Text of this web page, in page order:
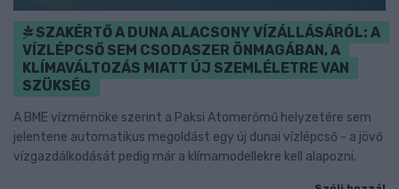
SZAKÉRTŐ A DUNA ALACSONY VÍZÁLLÁSÁRÓL: A
VÍZLÉPCSŐ SEM CSODASZER ÖNMAGÁBAN, A
KLÍMAVÁLTOZÁS MIATT ÚJ SZEMLÉLETRE VAN
SZÜKSÉG
A BME vízmérnöke szerint a Paksi Atomerőmű helyzetére sem
jelentene automatikus megoldást egy új dunai vízlépcső - a jövő
vízgazdálkodását pedig már a klímamodellekre kell alapozni.